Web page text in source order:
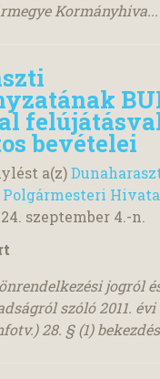
Kormányhiva...
bevételei
a(z)
szeptember 4.-n.
jogról
szóló 2011.
28. § (1)